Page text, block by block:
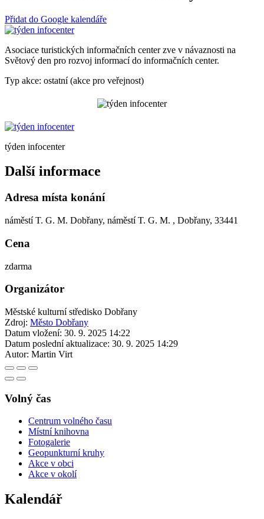
Přidat do Google kalendáře
Asociace turistických informačních center zve v návaznosti na
Světový den pro rozvoj informací do informačních center.
Typ akce: ostatní (akce pro veřejnost)
týden infocenter
Další informace
Adresa místa konání
náměstí T. G. M. Dobřany, náměstí T. G. M. , Dobřany, 33441
Cena
zdarma
Organizátor
Městské kulturní středisko Dobřany
Zdroj: Město Dobřany
Datum vložení: 30. 9. 2025 14:22
Datum poslední aktualizace: 30. 9. 2025 14:29
Autor: Martin Virt
Volný čas
Centrum volného času
Místní knihovna
Fotogalerie
Geopunkturní kruhy
Akce v obci
Akce v okolí
Kalendář